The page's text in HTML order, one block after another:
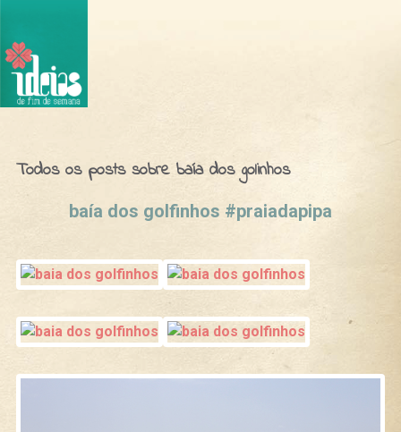
Todos os posts sobre baía dos golinhos
baía dos golfinhos #praiadapipa